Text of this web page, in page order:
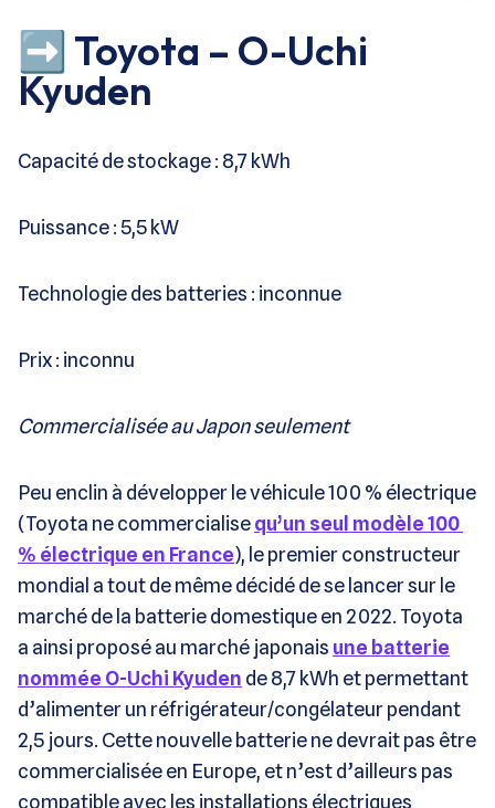
➡️ Toyota – O-Uchi
Kyuden
Capacité de stockage : 8,7 kWh
Puissance : 5,5 kW
Technologie des batteries : inconnue
Prix : inconnu
Commercialisée au Japon seulement
Peu enclin à développer le véhicule 100 % électrique
(Toyota ne commercialisequ’un seul modèle 100
% électrique en France), le premier constructeur
mondial a tout de même décidé de se lancer sur le
marché de la batterie domestique en 2022. Toyota
a ainsi proposé au marché japonais une batterie
nommée O-Uchi Kyuden de 8,7 kWh et permettant
d’alimenter un réfrigérateur/congélateur pendant
2,5 jours. Cette nouvelle batterie ne devrait pas être
commercialisée en Europe, et n’est d’ailleurs pas
compatible avec les installations électriques